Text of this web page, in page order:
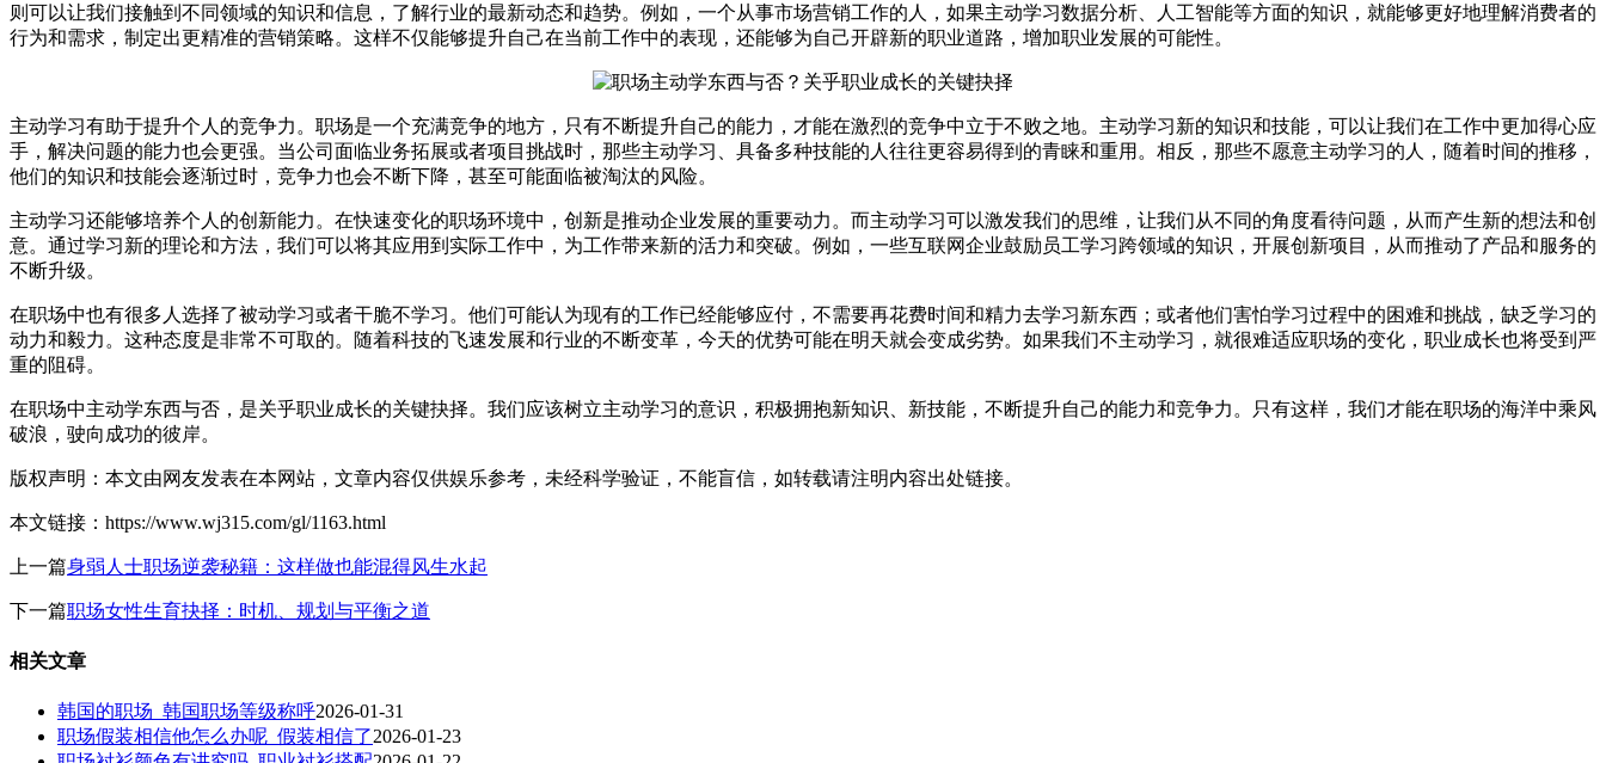
则可以让我们接触到不同领域的知识和信息，了解行业的最新动态和趋势。例如，一个从事市场营销工作的人，如果主动学习数据分析、人工智能等方面的知识，就能够更好地理解消费者的
行为和需求，制定出更精准的营销策略。这样不仅能够提升自己在当前工作中的表现，还能够为自己开辟新的职业道路，增加职业发展的可能性。
主动学习有助于提升个人的竞争力。职场是一个充满竞争的地方，只有不断提升自己的能力，才能在激烈的竞争中立于不败之地。主动学习新的知识和技能，可以让我们在工作中更加得心应
手，解决问题的能力也会更强。当公司面临业务拓展或者项目挑战时，那些主动学习、具备多种技能的人往往更容易得到的青睐和重用。相反，那些不愿意主动学习的人，随着时间的推移，
他们的知识和技能会逐渐过时，竞争力也会不断下降，甚至可能面临被淘汰的风险。
主动学习还能够培养个人的创新能力。在快速变化的职场环境中，创新是推动企业发展的重要动力。而主动学习可以激发我们的思维，让我们从不同的角度看待问题，从而产生新的想法和创
意。通过学习新的理论和方法，我们可以将其应用到实际工作中，为工作带来新的活力和突破。例如，一些互联网企业鼓励员工学习跨领域的知识，开展创新项目，从而推动了产品和服务的
不断升级。
在职场中也有很多人选择了被动学习或者干脆不学习。他们可能认为现有的工作已经能够应付，不需要再花费时间和精力去学习新东西；或者他们害怕学习过程中的困难和挑战，缺乏学习的
动力和毅力。这种态度是非常不可取的。随着科技的飞速发展和行业的不断变革，今天的优势可能在明天就会变成劣势。如果我们不主动学习，就很难适应职场的变化，职业成长也将受到严
重的阻碍。
在职场中主动学东西与否，是关乎职业成长的关键抉择。我们应该树立主动学习的意识，积极拥抱新知识、新技能，不断提升自己的能力和竞争力。只有这样，我们才能在职场的海洋中乘风
破浪，驶向成功的彼岸。
版权声明：本文由网友发表在本网站，文章内容仅供娱乐参考，未经科学验证，不能盲信，如转载请注明内容出处链接。
本文链接：https://www.wj315.com/gl/1163.html
上一篇身弱人士职场逆袭秘籍：这样做也能混得风生水起
下一篇职场女性生育抉择：时机、规划与平衡之道
相关文章
韩国的职场_韩国职场等级称呼2026-01-31
职场假装相信他怎么办呢_假装相信了2026-01-23